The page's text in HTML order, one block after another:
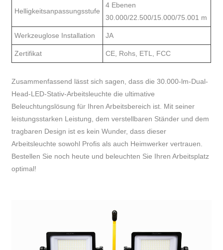
Helligkeitsanpassungsstufe
4 Ebenen
30.000/22.500/15.000/75.001 m
Werkzeuglose Installation JA
Zertifikat CE, Rohs, ETL, FCC
Zusammenfassend lässt sich sagen, dass die 30.000-lm-Dual-
Head-LED-Stativ-Arbeitsleuchte die ultimative
Beleuchtungslösung für Ihren Arbeitsbereich ist. Mit seiner
leistungsstarken Leistung, dem verstellbaren Ständer und dem
tragbaren Design ist es kein Wunder, dass dieser
Arbeitsleuchte sowohl Profis als auch Heimwerker vertrauen.
Bestellen Sie noch heute und beleuchten Sie Ihren Arbeitsplatz
optimal!